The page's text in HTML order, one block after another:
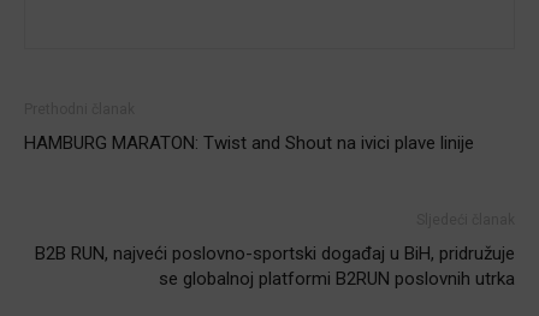
HAMBURG MARATON: Twist and Shout na ivici plave linije
B2B RUN, najveći poslovno-sportski događaj u BiH, pridružuje
se globalnoj platformi B2RUN poslovnih utrka